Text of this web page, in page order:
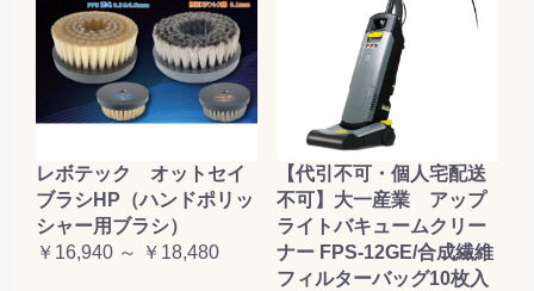
レボテック オットセイ
ブラシHP（ハンドポリッ
シャー用ブラシ）
￥16,940 ～ ￥18,480
【代引不可・個人宅配送
不可】大一産業 アップ
ライトバキュームクリー
ナー FPS-12GE/合成繊維
フィルターバッグ10枚入